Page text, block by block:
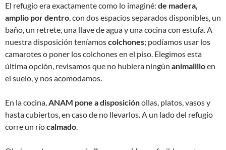
El refugio era exactamente como lo imaginé: de madera,
amplio por dentro, con dos espacios separados disponibles, un
baño, un retrete, una llave de agua y una cocina con estufa. A
nuestra disposición teníamoscolchones; podíamos usar los
camarotes o poner los colchones en el piso. Elegimos esta
última opción, revisamos que no hubiera ningún animalilloen
el suelo, y nos acomodamos.
En la cocina,ANAM pone a disposiciónollas, platos, vasos y
hasta cubiertos, en caso de no llevarlos. A un lado del refugio
corre un ríocalmado.